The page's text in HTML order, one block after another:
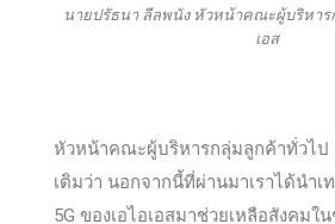
นายปรัธนา ลีลพนัง หัวหน้าคณะผู้บริหาร
เอส
หัวหน้าคณะผู้บริหารกลุ่มลูกค้าทั่วไป
เติมว่า นอกจากนี้ที่ผ่านมาเราได้นำเ
5G ของเอไอเอสมาช่วยเหลือสังคมใ